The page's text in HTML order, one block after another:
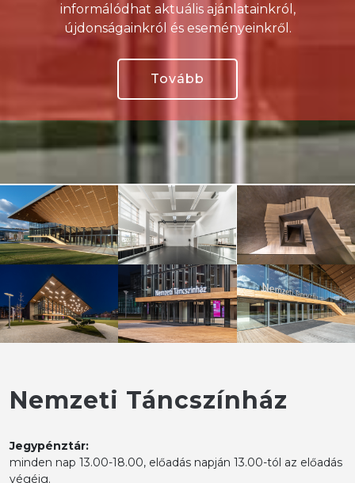
informálódhat aktuális ajánlatainkról,
újdonságainkról és eseményeinkről.
Tovább
Nemzeti Táncszínház
Jegypénztár:
minden nap 13.00-18.00, előadás napján 13.00-tól az előadás
végéig.